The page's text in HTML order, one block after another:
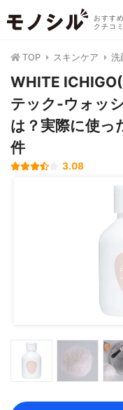
おすす
クチコ
TOP スキンケア 洗
WHITE
テック‐ウォッ
は？実際に使っ
件
3.08